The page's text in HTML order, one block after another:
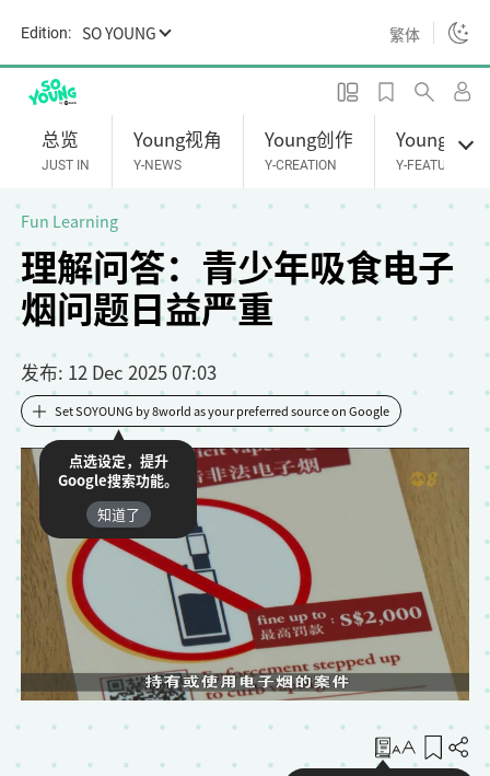
i
Edition: SO YOUNG 繁体
总览
JUST IN
Young视角
Y-NEWS
Young创作
Y-CREATION
Young专题
Y-FEATURES
理解问答：青少年吸食电子
烟问题日益严重
Fun Learning
发布: 12 Dec 2025 07:03
Set SOYOUNG by 8world as your preferred source on Google
点选设定，提升
Google搜索功能。
知道了
收藏